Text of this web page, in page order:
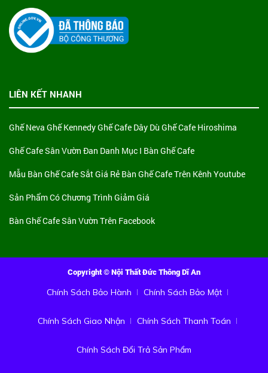
LIÊN KẾT NHANH
Ghế Neva Ghế KennedyGhế Cafe Dây Dù Ghế Cafe Hiroshima
Ghế Cafe Sân Vườn Đan Danh Mục I Bàn Ghế Cafe
Mẫu Bàn Ghế Cafe Sắt Giá Rẻ Bàn Ghế Cafe Trên Kênh Youtube
Sản Phẩm Có Chương Trình Giảm Giá
Bàn Ghế Cafe Sân Vườn Trên Facebook
Copyright © Nội Thất Đức Thông Dĩ An
Chính Sách Bảo Hành Chính Sách Bảo Mật
Chính Sách Giao Nhận Chính Sách Thanh Toán
Chính Sách Đổi Trả Sản Phẩm